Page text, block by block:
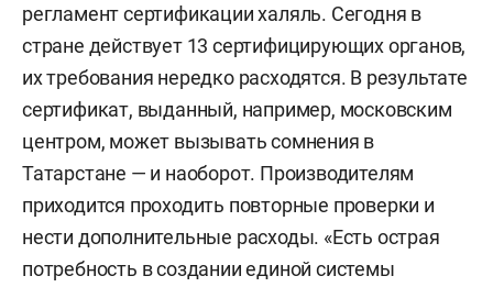
регламент сертификации халяль. Сегодня в
стране действует 13 сертифицирующих органов,
их требования нередко расходятся. В результате
сертификат, выданный, например, московским
центром, может вызывать сомнения в
Татарстане — и наоборот. Производителям
приходится проходить повторные проверки и
нести дополнительные расходы. «Есть острая
потребность в создании единой системы